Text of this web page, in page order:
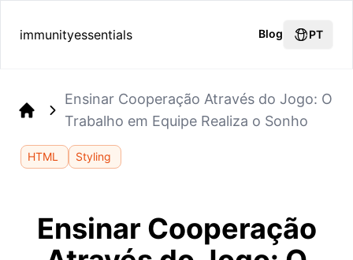
immunityessentials Blog PT
Ensinar Cooperação Através do Jogo: O
Trabalho em Equipe Realiza o Sonho
HTML Styling
Ensinar Cooperação